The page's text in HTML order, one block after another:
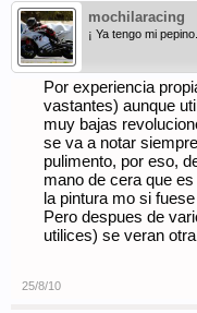
mochilaracing
¡ Ya tengo mi
Por experiencia
vastantes) aunque
muy bajas
se va a notar
pulimento, por eso,
mano de cera que
la pintura mo si
Pero despues de
utilices) se veran
25/8/10